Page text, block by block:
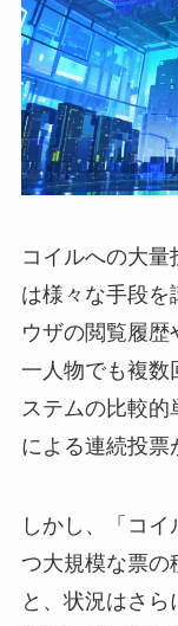
コイルへの大量
は様々な手段を
ウザの閲覧履歴
一人物でも複数
ステムの比較
による連続投票
しかし、「コ
つ大規模な票の
と、状況はさら